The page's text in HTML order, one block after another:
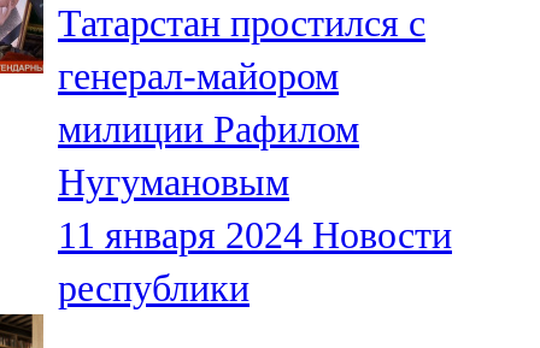
102,1 FM
Мамадыш
106,2 FM
Минзәлә
107,3 FM
Мөслим
Татарстан простился с
генерал-майором
милиции Рафилом
Нугумановым
11 января 2024 Новости
республики